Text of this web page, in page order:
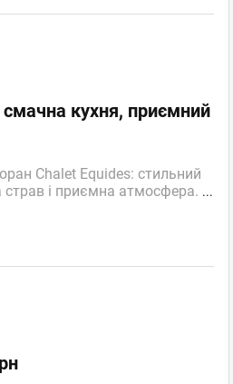
смачна кухня, приємний
Chalet Equides: стильний
страв і приємна атмосфера. ...